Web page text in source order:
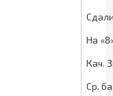
На
Кач.
Ср.